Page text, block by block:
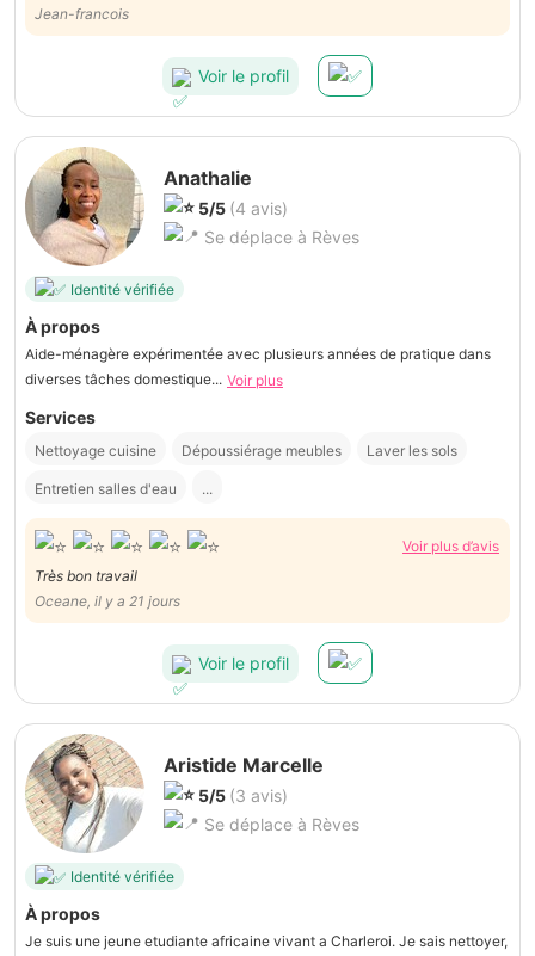
Jean-francois
Voir le profil
Anathalie
5/5 (4 avis)
Se déplace à Rèves
Identité vérifiée
À propos
Aide-ménagère expérimentée avec plusieurs années de pratique dans
diverses tâches domestique... Voir plus
Services
Nettoyage cuisine Dépoussiérage meubles Laver les sols
Entretien salles d'eau ...
Voir plus d’avis
Très bon travail
Oceane, il y a 21 jours
Voir le profil
Aristide Marcelle
5/5 (3 avis)
Se déplace à Rèves
Identité vérifiée
À propos
Je suis une jeune etudiante africaine vivant a Charleroi. Je sais nettoyer,